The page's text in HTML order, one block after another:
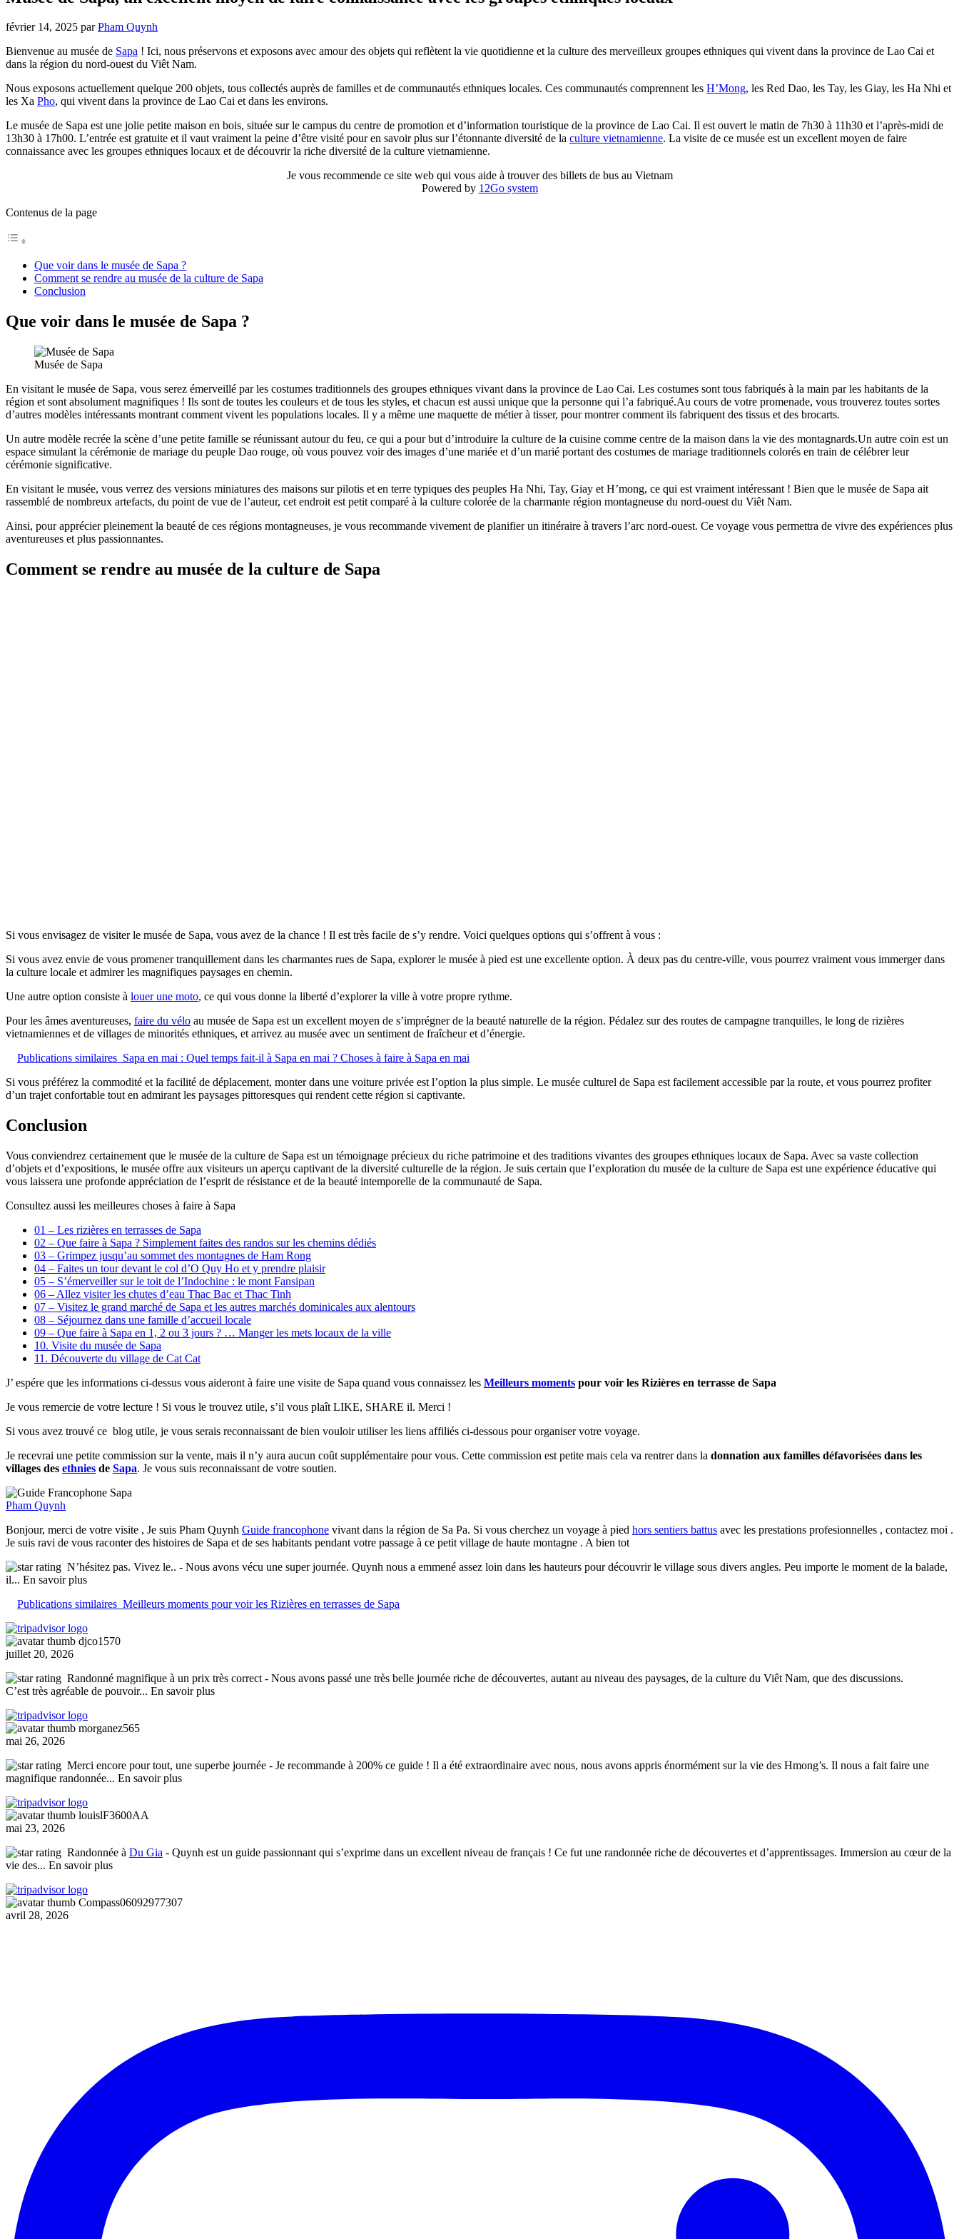
février 14, 2025 parPham Quynh
Bienvenue au musée de Sapa ! Ici, nous préservons et exposons avec amour des objets qui reflètent la vie quotidienne et la culture des merveilleux groupes ethniques qui vivent dans la province de Lao Cai et
dans la région du nord-ouest du Viêt Nam.
Nous exposons actuellement quelque 200 objets, tous collectés auprès de familles et de communautés ethniques locales. Ces communautés comprennent les H’Mong, les Red Dao, les Tay, les Giay, les Ha Nhi et
les Xa Pho, qui vivent dans la province de Lao Cai et dans les environs.
Le musée de Sapa est une jolie petite maison en bois, située sur le campus du centre de promotion et d’information touristique de la province de Lao Cai. Il est ouvert le matin de 7h30 à 11h30 et l’après-midi de
13h30 à 17h00. L’entrée est gratuite et il vaut vraiment la peine d’être visité pour en savoir plus sur l’étonnante diversité de la culture vietnamienne. La visite de ce musée est un excellent moyen de faire
connaissance avec les groupes ethniques locaux et de découvrir la riche diversité de la culture vietnamienne.
Je vous recommende ce site web qui vous aide à trouver des billets de bus au Vietnam
Powered by 12Go system
Contenus de la page
Que voir dans le musée de Sapa ?
Comment se rendre au musée de la culture de Sapa
Conclusion
Que voir dans le musée de Sapa ?
Musée de Sapa
En visitant le musée de Sapa, vous serez émerveillé par les costumes traditionnels des groupes ethniques vivant dans la province de Lao Cai. Les costumes sont tous fabriqués à la main par les habitants de la
région et sont absolument magnifiques ! Ils sont de toutes les couleurs et de tous les styles, et chacun est aussi unique que la personne qui l’a fabriqué.Au cours de votre promenade, vous trouverez toutes sortes
d’autres modèles intéressants montrant comment vivent les populations locales. Il y a même une maquette de métier à tisser, pour montrer comment ils fabriquent des tissus et des brocarts.
Un autre modèle recrée la scène d’une petite famille se réunissant autour du feu, ce qui a pour but d’introduire la culture de la cuisine comme centre de la maison dans la vie des montagnards.Un autre coin est un
espace simulant la cérémonie de mariage du peuple Dao rouge, où vous pouvez voir des images d’une mariée et d’un marié portant des costumes de mariage traditionnels colorés en train de célébrer leur
cérémonie significative.
En visitant le musée, vous verrez des versions miniatures des maisons sur pilotis et en terre typiques des peuples Ha Nhi, Tay, Giay et H’mong, ce qui est vraiment intéressant ! Bien que le musée de Sapa ait
rassemblé de nombreux artefacts, du point de vue de l’auteur, cet endroit est petit comparé à la culture colorée de la charmante région montagneuse du nord-ouest du Viêt Nam.
Ainsi, pour apprécier pleinement la beauté de ces régions montagneuses, je vous recommande vivement de planifier un itinéraire à travers l’arc nord-ouest. Ce voyage vous permettra de vivre des expériences plus
aventureuses et plus passionnantes.
Comment se rendre au musée de la culture de Sapa
Si vous envisagez de visiter le musée de Sapa, vous avez de la chance ! Il est très facile de s’y rendre. Voici quelques options qui s’offrent à vous :
Si vous avez envie de vous promener tranquillement dans les charmantes rues de Sapa, explorer le musée à pied est une excellente option. À deux pas du centre-ville, vous pourrez vraiment vous immerger dans
la culture locale et admirer les magnifiques paysages en chemin.
Une autre option consiste à louer une moto, ce qui vous donne la liberté d’explorer la ville à votre propre rythme.
Pour les âmes aventureuses, faire du vélo au musée de Sapa est un excellent moyen de s’imprégner de la beauté naturelle de la région. Pédalez sur des routes de campagne tranquilles, le long de rizières
vietnamiennes et de villages de minorités ethniques, et arrivez au musée avec un sentiment de fraîcheur et d’énergie.
Publications similaires Sapa en mai : Quel temps fait-il à Sapa en mai ? Choses à faire à Sapa en mai
Si vous préférez la commodité et la facilité de déplacement, monter dans une voiture privée est l’option la plus simple. Le musée culturel de Sapa est facilement accessible par la route, et vous pourrez profiter
d’un trajet confortable tout en admirant les paysages pittoresques qui rendent cette région si captivante.
Conclusion
Vous conviendrez certainement que le musée de la culture de Sapa est un témoignage précieux du riche patrimoine et des traditions vivantes des groupes ethniques locaux de Sapa. Avec sa vaste collection
d’objets et d’expositions, le musée offre aux visiteurs un aperçu captivant de la diversité culturelle de la région. Je suis certain que l’exploration du musée de la culture de Sapa est une expérience éducative qui
vous laissera une profonde appréciation de l’esprit de résistance et de la beauté intemporelle de la communauté de Sapa.
Consultez aussi les meilleures choses à faire à Sapa
01 – Les rizières en terrasses de Sapa
02 – Que faire à Sapa ? Simplement faites des randos sur les chemins dédiés
03 – Grimpez jusqu’au sommet des montagnes de Ham Rong
04 – Faites un tour devant le col d’O Quy Ho et y prendre plaisir
05 – S’émerveiller sur le toit de l’Indochine : le mont Fansipan
06 – Allez visiter les chutes d’eau Thac Bac et Thac Tinh
07 – Visitez le grand marché de Sapa et les autres marchés dominicales aux alentours
08 – Séjournez dans une famille d’accueil locale
09 – Que faire à Sapa en 1, 2 ou 3 jours ? … Manger les mets locaux de la ville
10. Visite du musée de Sapa
11. Découverte du village de Cat Cat
J’ espére que les informations ci-dessus vous aideront à faire une visite de Sapa quand vous connaissez les Meilleurs moments pour voir les Rizières en terrasse de Sapa
Je vous remercie de votre lecture ! Si vous le trouvez utile, s’il vous plaît LIKE, SHARE il. Merci !
Si vous avez trouvé ce blog utile, je vous serais reconnaissant de bien vouloir utiliser les liens affiliés ci-dessous pour organiser votre voyage.
Je recevrai une petite commission sur la vente, mais il n’y aura aucun coût supplémentaire pour vous. Cette commission est petite mais cela va rentrer dans la donnation aux familles défavorisées dans les
villages des ethnies de Sapa. Je vous suis reconnaissant de votre soutien.
Pham Quynh
Bonjour, merci de votre visite , Je suis Pham Quynh Guide francophone vivant dans la région de Sa Pa. Si vous cherchez un voyage à pied hors sentiers battus avec les prestations profesionnelles , contactez moi .
Je suis ravi de vous raconter des histoires de Sapa et de ses habitants pendant votre passage à ce petit village de haute montagne . A bien tot
N’hésitez pas. Vivez le.. - Nous avons vécu une super journée. Quynh nous a emmené assez loin dans les hauteurs pour découvrir le village sous divers angles. Peu importe le moment de la balade,
il... En savoir plus
Publications similaires Meilleurs moments pour voir les Rizières en terrasses de Sapa
djco1570
juillet 20, 2026
Randonné magnifique à un prix très correct - Nous avons passé une très belle journée riche de découvertes, autant au niveau des paysages, de la culture du Viêt Nam, que des discussions.
C’est très agréable de pouvoir... En savoir plus
morganez565
mai 26, 2026
Merci encore pour tout, une superbe journée - Je recommande à 200% ce guide ! Il a été extraordinaire avec nous, nous avons appris énormément sur la vie des Hmong’s. Il nous a fait faire une
magnifique randonnée... En savoir plus
louislF3600AA
mai 23, 2026
Randonnée à Du Gia - Quynh est un guide passionnant qui s’exprime dans un excellent niveau de français ! Ce fut une randonnée riche de découvertes et d’apprentissages. Immersion au cœur de la
vie des... En savoir plus
Compass06092977307
avril 28, 2026